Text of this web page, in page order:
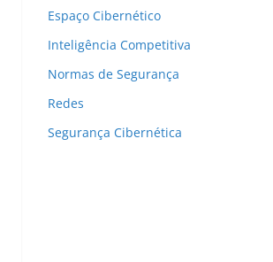
Espaço Cibernético
Inteligência Competitiva
Normas de Segurança
Redes
Segurança Cibernética